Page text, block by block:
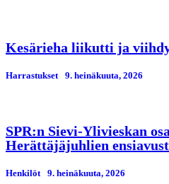
Kesärieha liikutti ja
Harrastukset 9. heinäkuuta, 2026
SPR:n Sievi-Ylivieskan
Herättäjäjuhlien
Henkilöt 9. heinäkuuta, 2026